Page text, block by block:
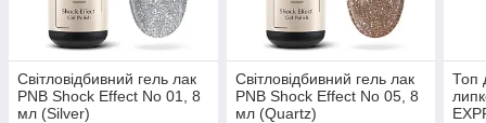
Світловідбивний гель лак
PNB Shock Effect No 01, 8
мл (Silver)
Світловідбивний гель лак
PNB Shock Effect No 05, 8
мл (Quartz)
Топ